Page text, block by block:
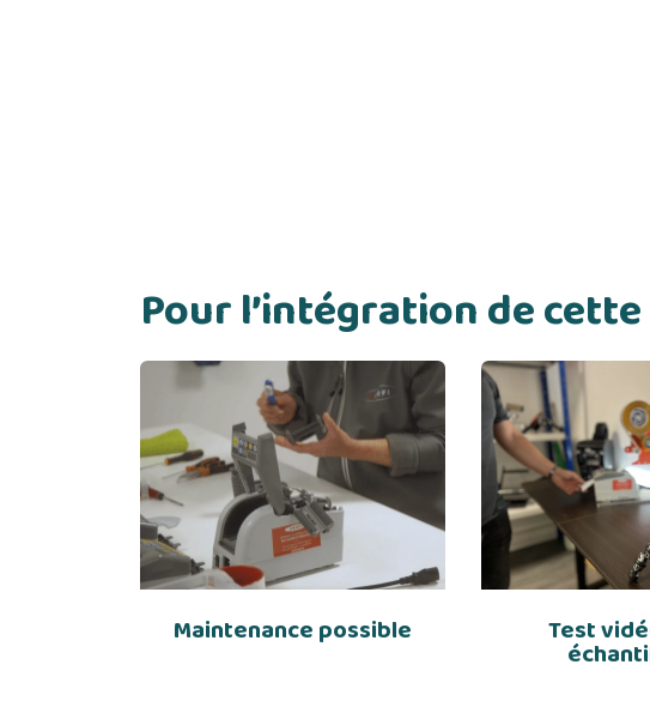
Pour l’intégration de
Maintenance possible Test